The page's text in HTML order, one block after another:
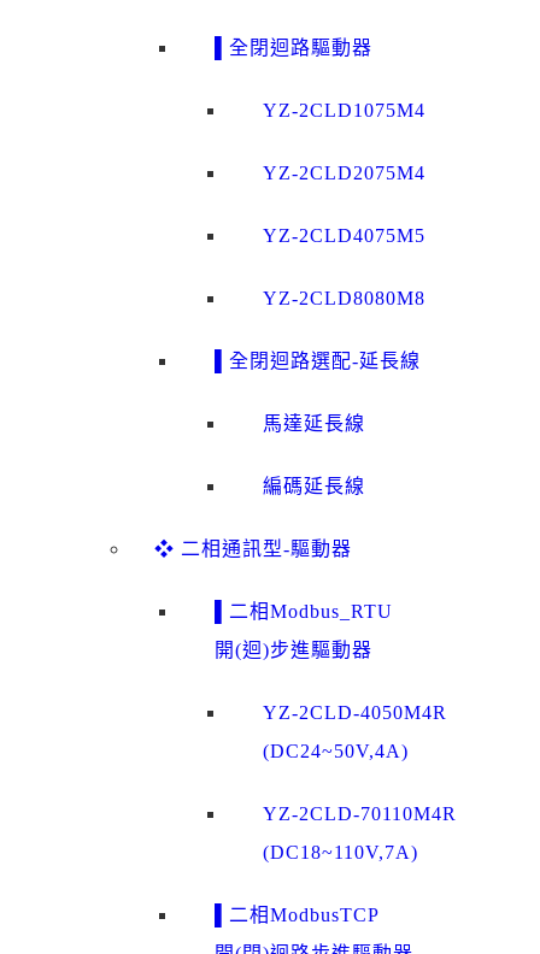
▌全閉迴路驅動器
YZ-2CLD1075M4
YZ-2CLD2075M4
YZ-2CLD4075M5
YZ-2CLD8080M8
▌全閉迴路選配-延長線
馬達延長線
編碼延長線
❖ 二相通訊型-驅動器
▌二相Modbus_RTU
開(迴)步進驅動器
YZ-2CLD-4050M4R
(DC24~50V,4A)
YZ-2CLD-70110M4R
(DC18~110V,7A)
▌二相ModbusTCP